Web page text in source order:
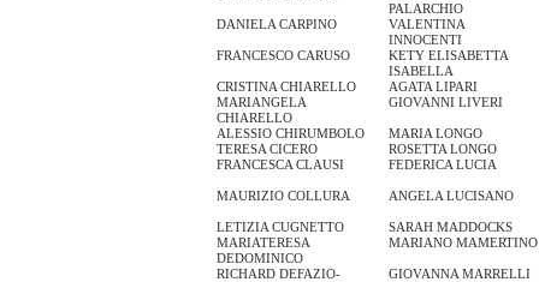
PALARCHIO
DANIELA CARPINO
VALENTINA
INNOCENTI
FRANCESCO CARUSO
KETY ELISABETTA
ISABELLA
CRISTINA CHIARELLO
AGATA LIPARI
MARIANGELA
CHIARELLO
GIOVANNI LIVERI
ALESSIO CHIRUMBOLO
MARIA LONGO
TERESA CICERO
ROSETTA LONGO
FRANCESCA CLAUSI
FEDERICA LUCIA
MAURIZIO COLLURA ANGELA LUCISANO
LETIZIA CUGNETTO
SARAH MADDOCKS
MARIATERESA
DEDOMINICO
MARIANO MAMERTINO
RICHARD DEFAZIO-
GIOVANNA MARRELLI